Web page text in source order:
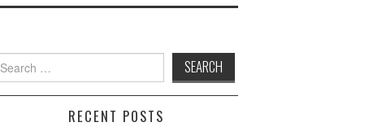
Search
for:
RECENT POSTS